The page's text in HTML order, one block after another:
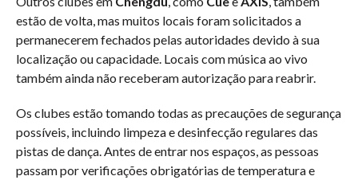
estão de volta, mas muitos locais foram solicitados a
permanecerem fechados pelas autoridades devido à sua
localização ou capacidade. Locais com música ao vivo
também ainda não receberam autorização para reabrir.
Os clubes estão tomando todas as precauções de segurança
possíveis, incluindo limpeza e desinfecção regulares das
pistas de dança. Antes de entrar nos espaços, as pessoas
passam por verificações obrigatórias de temperatura e